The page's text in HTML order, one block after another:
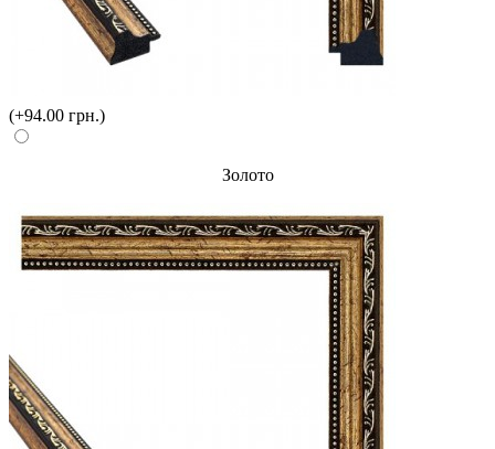
(+94.00 грн.)
Золото